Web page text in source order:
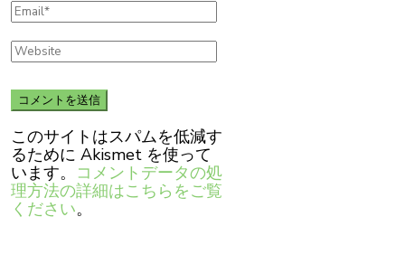
このサイトはスパムを低減す
るために Akismet を使って
います。 コメントデータの処
理方法の詳細はこちらをご覧
ください。